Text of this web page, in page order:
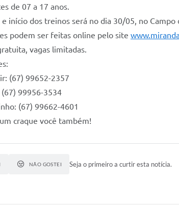
de 07 a 17 anos.
início dos treinos será no dia 30/05, no
podem ser feitas online pelo site
vagas limitadas.
(67) 99652-2357
99956-3534
(67) 99662-4601
craque você também!
NÃO GOSTEI Seja o primeiro a curtir esta notícia.